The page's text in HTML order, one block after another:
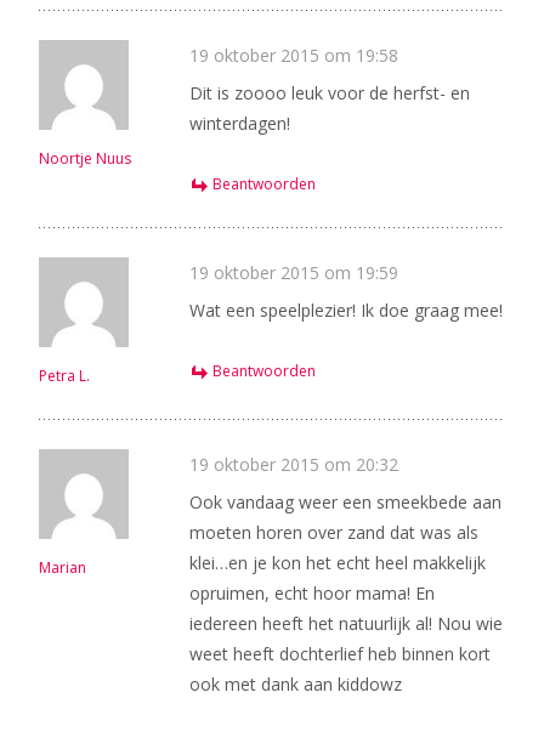
Noortje Nuus
19 oktober 2015 om 19:58
Dit is zoooo leuk voor de herfst- en
winterdagen!
Beantwoorden
Petra L.
19 oktober 2015 om 19:59
Wat een speelplezier! Ik doe graag mee!
Beantwoorden
Marian
19 oktober 2015 om 20:32
Ook vandaag weer een smeekbede aan
moeten horen over zand dat was als
klei…en je kon het echt heel makkelijk
opruimen, echt hoor mama! En
iedereen heeft het natuurlijk al! Nou wie
weet heeft dochterlief heb binnen kort
ook met dank aan kiddowz